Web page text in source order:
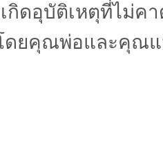
ดอุบัติเหตุที่ไม่คา
โดยคุณพ่อและคุณ